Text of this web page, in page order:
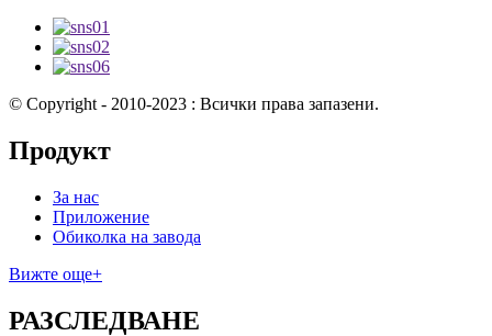
© Copyright - 2010-2023 : Всички права запазени.
Продукт
За нас
Приложение
Обиколка на завода
Вижте още+
РАЗСЛЕДВАНЕ